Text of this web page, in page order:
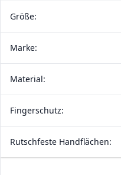
Größe:
Marke:
Material:
Fingerschutz:
Rutschfeste Handflächen: